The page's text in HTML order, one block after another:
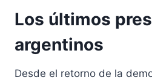
Los últimos
argentinos
Desde el retorno de la